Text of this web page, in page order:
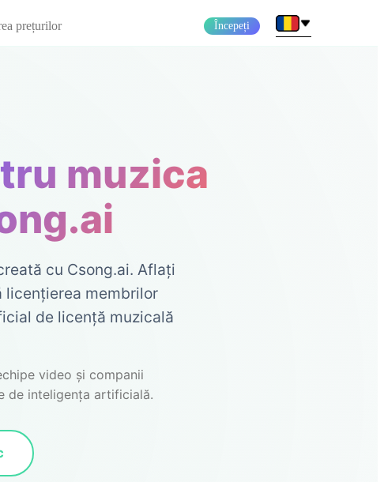
prețurilor Începeți
muzica
cu Csong.ai. Aflați
licențierea membrilor
de licență muzicală
video și companii
de inteligența artificială.